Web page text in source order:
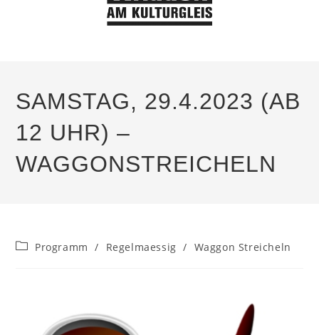
SAMSTAG, 29.4.2023 (AB
12 UHR) –
WAGGONSTREICHELN
Beitrags-
Programm / Regelmaessig / Waggon Streicheln